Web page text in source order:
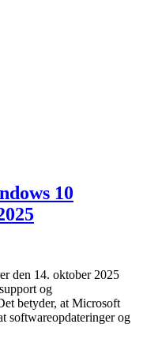
10
den 14. oktober 2025
og
betyder, at Microsoft
softwareopdateringer og